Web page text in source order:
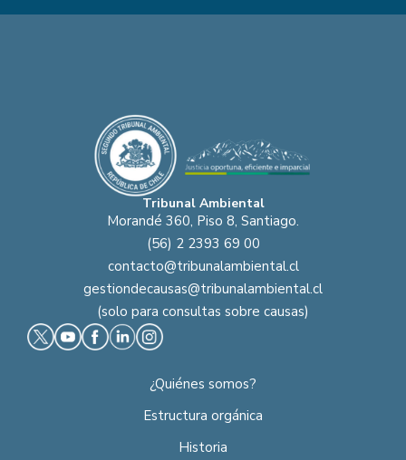
Tribunal Ambiental
Morandé 360, Piso 8, Santiago.
(56) 2 2393 69 00
contacto@tribunalambiental.cl
gestiondecausas@tribunalambiental.cl
(solo para consultas sobre causas)
¿Quiénes somos?
Estructura orgánica
Historia